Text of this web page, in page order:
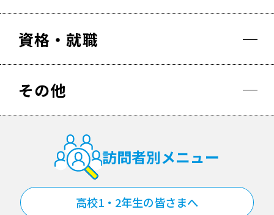
資格・就職
その他
訪問者別メニュー
高校1・2年生の皆さまへ